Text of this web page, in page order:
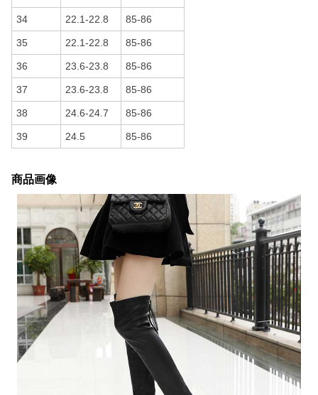
34 22.1-22.8 85-86
35 22.1-22.8 85-86
36 23.6-23.8 85-86
37 23.6-23.8 85-86
38 24.6-24.7 85-86
39 24.5 85-86
商品画像